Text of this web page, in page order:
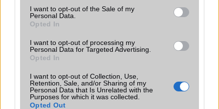
consent section.
I want to opt-out of the Sale of my
Personal Data.
Opted In
I want to opt-out of processing my
Personal Data for Targeted Advertising.
Opted In
I want to opt-out of Collection, Use,
Retention, Sale, and/or Sharing of my
Personal Data that Is Unrelated with the
Purposes for which it was collected.
Opted Out
KAPCSOLÓDÓ HÍREK
Umeox X5: 5.6 mm-rel a világ legvékonyabb telefonja
LG G2 hivatalos készülékbemutató videó
Videón az LG G2 titkai